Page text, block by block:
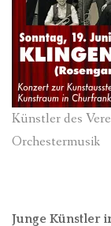
Künstler des
Orchestermusik
Junge Künstler